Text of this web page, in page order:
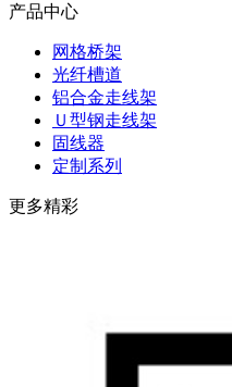
产品中心
网格桥架
光纤槽道
铝合金走线架
Ｕ型钢走线架
固线器
定制系列
更多精彩